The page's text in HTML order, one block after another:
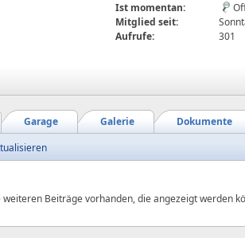
Ist momentan:
Mitglied seit:
Aufrufe:
301
Dokumente
Galerie
Garage
weiteren Beiträge vorhanden, die angezeigt werden